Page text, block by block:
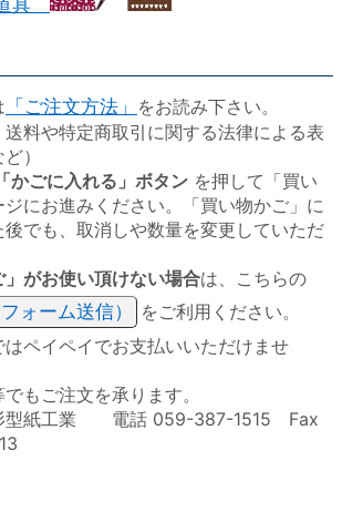
具
「ご注文方法」 をお読み下さい。
送料や特定商取引に関する法律による表
）
「かごに入れる」ボタン を押して「買い
にお進みください。「買い物かご」に
でも、取消しや数量を変更していただ
」がお使い頂けない場合は、こちらの
ォーム送信）
をご利用ください。
はペイペイでお支払いいただけませ
もご注文を承ります。
型紙工業 電話 059-387-1515 Fax